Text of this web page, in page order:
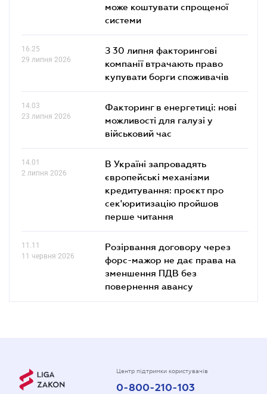
може коштувати спрощеної
системи
16.25
29 липня 2026
З 30 липня факторингові
компанії втрачають право
купувати борги споживачів
14.03
23 липня 2026
Факторинг в енергетиці: нові
можливості для галузі у
військовий час
14.01
2 липня 2026
В Україні запровадять
європейські механізми
кредитування: проєкт про
сек'юритизацію пройшов
перше читання
11.11
11 червня 2026
Розірвання договору через
форс-мажор не дає права на
зменшення ПДВ без
повернення авансу
Центр підтримки користувачів
0-800-210-103